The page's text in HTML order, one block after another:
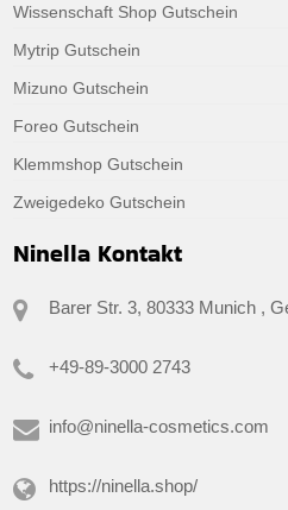
Wissenschaft Shop Gutschein
Mytrip Gutschein
Mizuno Gutschein
Foreo Gutschein
Klemmshop Gutschein
Zweigedeko Gutschein
Ninella Kontakt
Barer Str. 3, 80333 Munich ,
+49-89-3000 2743
info@ninella-cosmetics.com
https://ninella.shop/